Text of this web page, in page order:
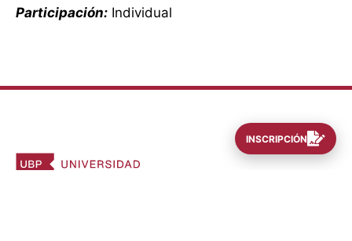
Participación: Individual
INSCRIPCIÓN